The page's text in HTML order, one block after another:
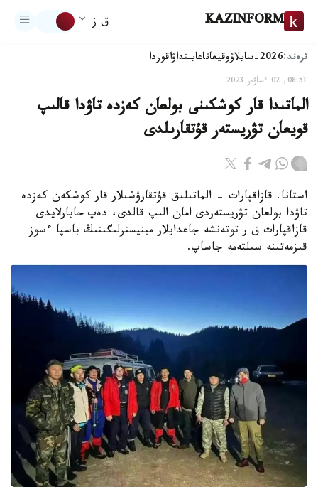
KAZINFORM ق ز
ترەند:2026-سايلاۋ وقيعاتاعايىنداۋاقوردا
08:51, 02 ءساۋىر 2023
الماتىدا قار كوشكىنى بولعان كەزدە تاۋدا قالىپ
قويعان تۋريستەر قۇتقارىلدى
استانا. قازاقپارات - الماتىلىق قۇتقارۋشىلار قار كوشكەن كەزدە
تاۋدا بولعان تۋريستەردى امان الىپ قالدى، دەپ حابارلايدى
قازاقپارات ق ر توتەنشە جاعدايلار مينيسترلىگىنىڭ باسپا ءسوز
قىزمەتىنە سىلتەمە جاساپ.